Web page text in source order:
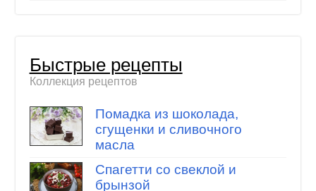
Быстрые рецепты
Коллекция рецептов
Помадка из шоколада,
сгущенки и сливочного
масла
Спагетти со свеклой и
брынзой